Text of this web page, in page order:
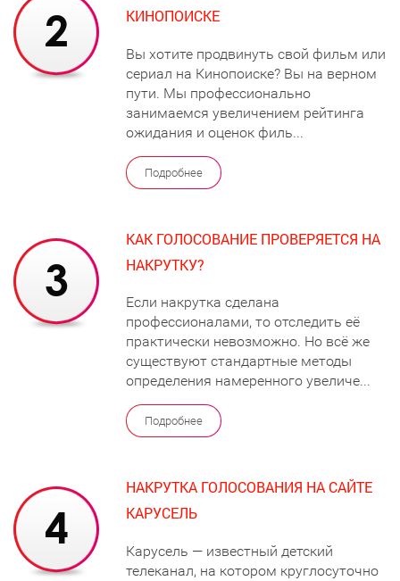
КИНОПОИСКЕ
Вы хотите продвинуть свой фильм или
сериал на Кинопоиске? Вы на верном
пути. Мы профессионально
занимаемся увеличением рейтинга
ожидания и оценок филь...
Подробнее
КАК ГОЛОСОВАНИЕ ПРОВЕРЯЕТСЯ НА
НАКРУТКУ?
Если накрутка сделана
профессионалами, то отследить её
практически невозможно. Но всё же
существуют стандартные методы
определения намеренного увеличе...
Подробнее
НАКРУТКА ГОЛОСОВАНИЯ НА САЙТЕ
КАРУСЕЛЬ
Карусель — известный детский
телеканал, на котором круглосуточно